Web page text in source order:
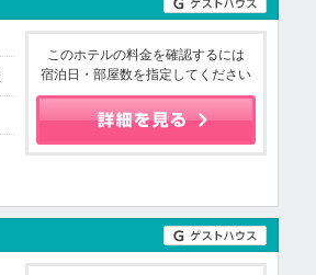
このホテルの料金を確認するには
宿泊日・部屋数を指定してください